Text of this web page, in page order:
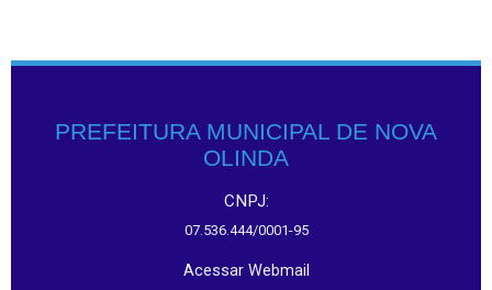
PREFEITURA MUNICIPAL DE NOVA
OLINDA
CNPJ:
07.536.444/0001-95
Acessar Webmail